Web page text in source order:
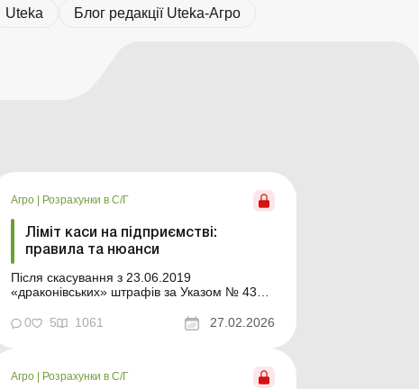
Uteka Блог редакції Uteka-Агро
Агро Розрахунки в С/Г
Ліміт каси на підприємстві:
правила та нюанси
Після скасування з 23.06.2019
«драконівських» штрафів за Указом № 436
план, але вимоги до касової дисципліни не
зникли. Пояснимо, які правила
надалі передбачає Положення № 148 та на
які нюанси варто звернут...
0 5 1061 27.02.2026
Агро Розрахунки в С/Г